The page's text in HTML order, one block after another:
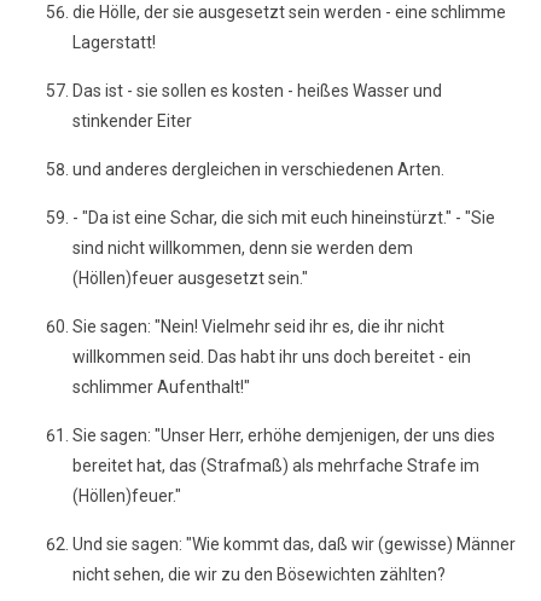
die Hölle, der sie ausgesetzt sein werden - eine schlimme
Lagerstatt!
Das ist - sie sollen es kosten - heißes Wasser und
stinkender Eiter
und anderes dergleichen in verschiedenen Arten.
- "Da ist eine Schar, die sich mit euch hineinstürzt." - "Sie
sind nicht willkommen, denn sie werden dem
(Höllen)feuer ausgesetzt sein."
Sie sagen: "Nein! Vielmehr seid ihr es, die ihr nicht
willkommen seid. Das habt ihr uns doch bereitet - ein
schlimmer Aufenthalt!"
Sie sagen: "Unser Herr, erhöhe demjenigen, der uns dies
bereitet hat, das (Strafmaß) als mehrfache Strafe im
(Höllen)feuer."
Und sie sagen: "Wie kommt das, daß wir (gewisse) Männer
nicht sehen, die wir zu den Bösewichten zählten?